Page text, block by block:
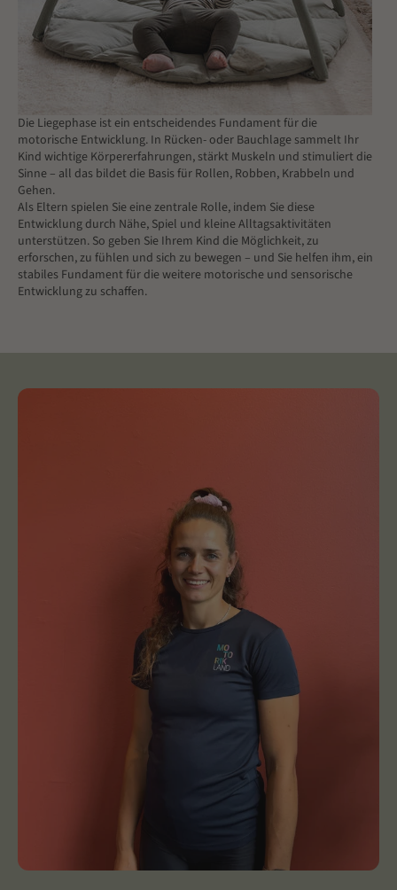
Die Liegephase ist ein entscheidendes Fundament für die
motorische Entwicklung. In Rücken- oder Bauchlage sammelt Ihr
Kind wichtige Körpererfahrungen, stärkt Muskeln und stimuliert die
Sinne – all das bildet die Basis für Rollen, Robben, Krabbeln und
Gehen.
Als Eltern spielen Sie eine zentrale Rolle, indem Sie diese
Entwicklung durch Nähe, Spiel und kleine Alltagsaktivitäten
unterstützen. So geben Sie Ihrem Kind die Möglichkeit, zu
erforschen, zu fühlen und sich zu bewegen – und Sie helfen ihm, ein
stabiles Fundament für die weitere motorische und sensorische
Entwicklung zu schaffen.